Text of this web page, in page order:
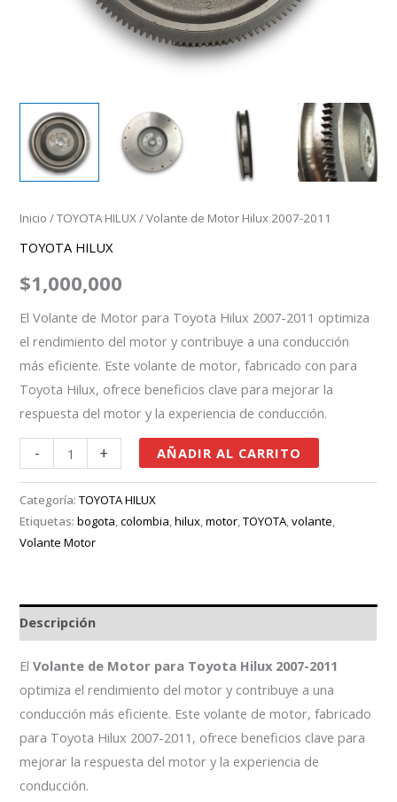
Inicio /TOYOTA HILUX/ Volante de Motor Hilux 2007-2011
TOYOTA HILUX
$1,000,000
El Volante de Motor para Toyota Hilux 2007-2011 optimiza
el rendimiento del motor y contribuye a una conducción
más eficiente. Este volante de motor, fabricado con para
Toyota Hilux, ofrece beneficios clave para mejorar la
respuesta del motor y la experiencia de conducción.
- + AÑADIR AL CARRITO
Categoría:TOYOTA HILUX
Etiquetas:bogota ,colombia ,hilux ,motor ,TOYOTA ,volante
Volante Motor
Descripción
ElVolante de Motor para Toyota Hilux 2007-2011
optimiza el rendimiento del motor y contribuye a una
conducción más eficiente. Este volante de motor, fabricado
para Toyota Hilux 2007-2011, ofrece beneficios clave para
mejorar la respuesta del motor y la experiencia de
conducción.